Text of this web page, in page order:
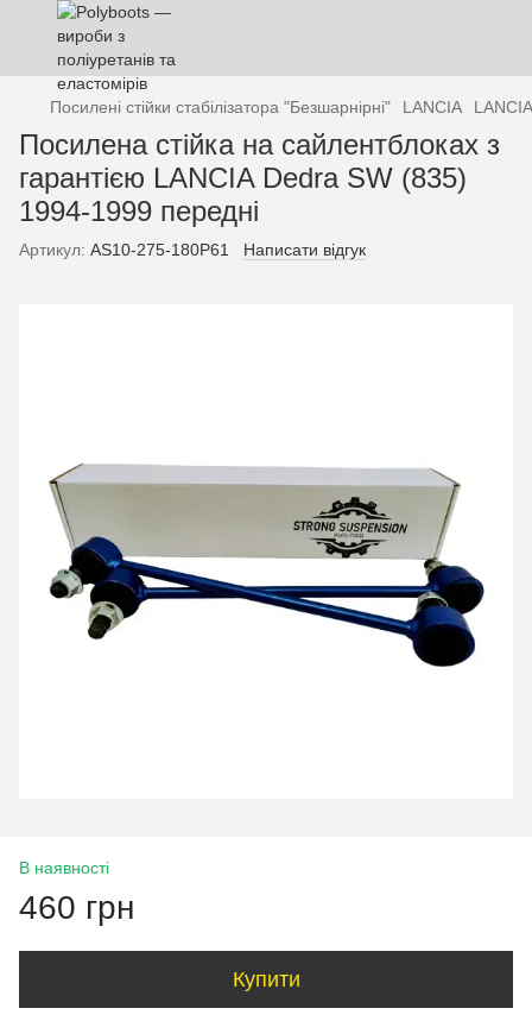
Посилені стійки стабілізатора "Безшарнірні" LANCIA
Посилена стійка на сайлентблоках з
гарантією LANCIA Dedra SW (835)
1994-1999 передні
Артикул: AS10-275-180P61 Написати відгук
В наявності
460 грн
Купити